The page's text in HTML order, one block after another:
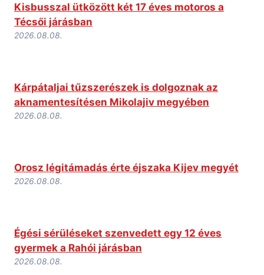
Kisbusszal ütközött két 17 éves motoros a
Técsői járásban
2026.08.08.
Kárpátaljai tűzszerészek is dolgoznak az
aknamentesítésen Mikolajiv megyében
2026.08.08.
Orosz légitámadás érte éjszaka Kijev megyét
2026.08.08.
Égési sérüléseket szenvedett egy 12 éves
gyermek a Rahói járásban
2026.08.08.